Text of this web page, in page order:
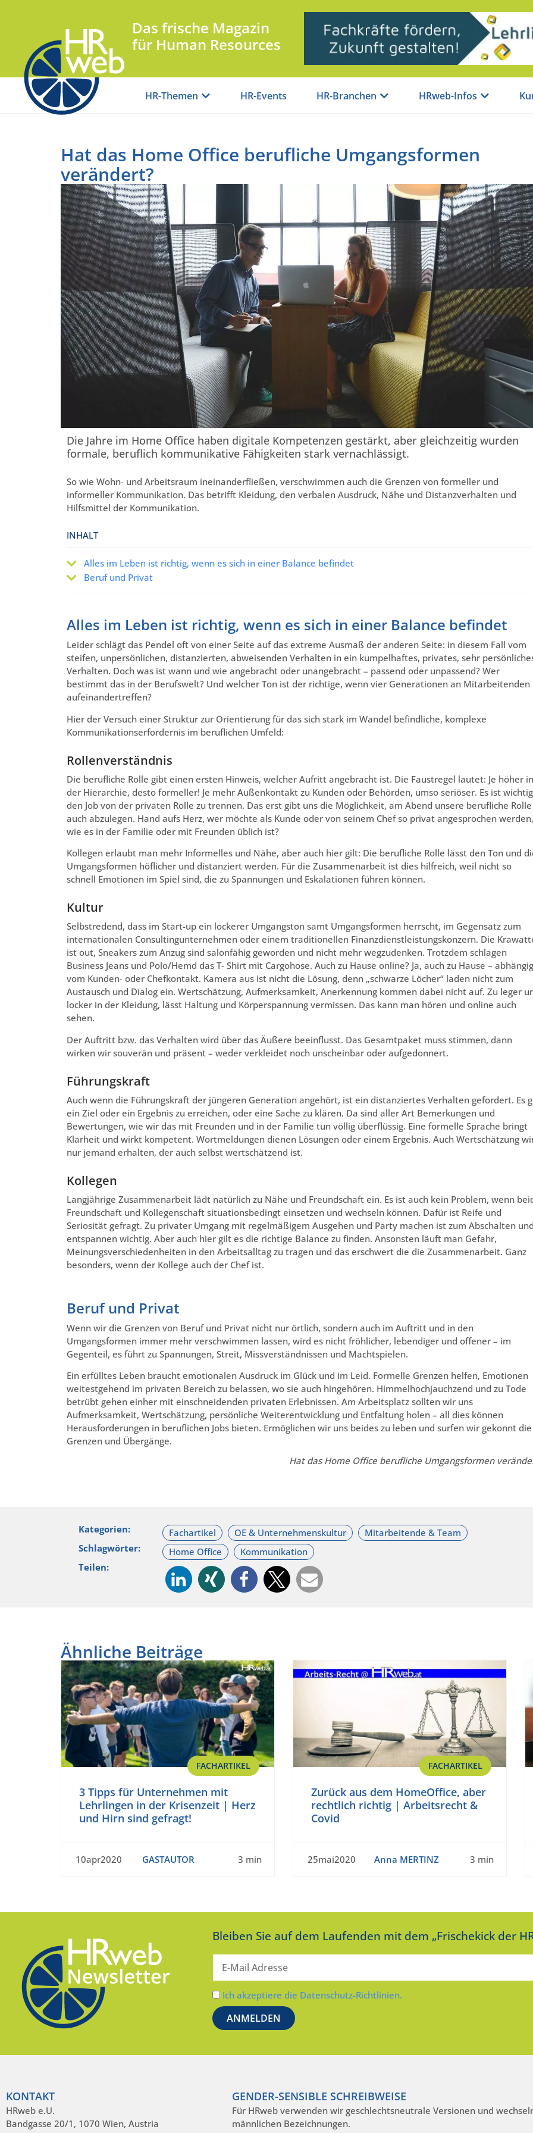
Das frische Magazin
für Human Resources
HR-Themen HR-Events HR-Branchen HRweb-Infos
Hat das Home Office berufliche Umgangsformen
verändert?
Die Jahre im Home Office haben digitale Kompetenzen gestärkt, aber gleichzeitig wurden
formale, beruflich kommunikative Fähigkeiten stark vernachlässigt.
So wie Wohn- und Arbeitsraum ineinanderfließen, verschwimmen auch die Grenzen von formeller und
informeller Kommunikation. Das betrifft Kleidung, den verbalen Ausdruck, Nähe und Distanzverhalten und
Hilfsmittel der Kommunikation.
INHALT
Alles im Leben ist richtig, wenn es sich in einer Balance befindet
Beruf und Privat
Alles im Leben ist richtig, wenn es sich in einer Balance befindet
Leider schlägt das Pendel oft von einer Seite auf das extreme Ausmaß der anderen Seite: in diesem Fall vom
steifen, unpersönlichen, distanzierten, abweisenden Verhalten in ein kumpelhaftes, privates, sehr
Verhalten. Doch was ist wann und wie angebracht oder unangebracht – passend oder unpassend? Wer
bestimmt das in der Berufswelt? Und welcher Ton ist der richtige, wenn vier Generationen an Mitarbeitenden
aufeinandertreffen?
Hier der Versuch einer Struktur zur Orientierung für das sich stark im Wandel befindliche, komplexe
Kommunikationserfordernis im beruflichen Umfeld:
Rollenverständnis
Die berufliche Rolle gibt einen ersten Hinweis, welcher Aufritt angebracht ist. Die Faustregel lautet: Je höher in
der Hierarchie, desto formeller! Je mehr Außenkontakt zu Kunden oder Behörden, umso seriöser. Es ist
den Job von der privaten Rolle zu trennen. Das erst gibt uns die Möglichkeit, am Abend unsere berufliche Rolle
auch abzulegen. Hand aufs Herz, wer möchte als Kunde oder von seinem Chef so privat angesprochen werden,
wie es in der Familie oder mit Freunden üblich ist?
Kollegen erlaubt man mehr Informelles und Nähe, aber auch hier gilt: Die berufliche Rolle lässt den Ton und
Umgangsformen höflicher und distanziert werden. Für die Zusammenarbeit ist dies hilfreich, weil nicht so
schnell Emotionen im Spiel sind, die zu Spannungen und Eskalationen führen können.
Kultur
Selbstredend, dass im Start-up ein lockerer Umgangston samt Umgangsformen herrscht, im Gegensatz zum
internationalen Consultingunternehmen oder einem traditionellen Finanzdienstleistungskonzern. Die
ist out, Sneakers zum Anzug sind salonfähig geworden und nicht mehr wegzudenken. Trotzdem schlagen
Business Jeans und Polo/Hemd das T- Shirt mit Cargohose. Auch zu Hause online? Ja, auch zu Hause – abhängig
vom Kunden- oder Chefkontakt. Kamera aus ist nicht die Lösung, denn „schwarze Löcher“ laden nicht zum
Austausch und Dialog ein. Wertschätzung, Aufmerksamkeit, Anerkennung kommen dabei nicht auf. Zu leger
locker in der Kleidung, lässt Haltung und Körperspannung vermissen. Das kann man hören und online auch
sehen.
Der Auftritt bzw. das Verhalten wird über das Äußere beeinflusst. Das Gesamtpaket muss stimmen, dann
wirken wir souverän und präsent – weder verkleidet noch unscheinbar oder aufgedonnert.
Führungskraft
Auch wenn die Führungskraft der jüngeren Generation angehört, ist ein distanziertes Verhalten gefordert. Es
ein Ziel oder ein Ergebnis zu erreichen, oder eine Sache zu klären. Da sind aller Art Bemerkungen und
Bewertungen, wie wir das mit Freunden und in der Familie tun völlig überflüssig. Eine formelle Sprache bringt
Klarheit und wirkt kompetent. Wortmeldungen dienen Lösungen oder einem Ergebnis. Auch Wertschätzung
nur jemand erhalten, der auch selbst wertschätzend ist.
Kollegen
Langjährige Zusammenarbeit lädt natürlich zu Nähe und Freundschaft ein. Es ist auch kein Problem, wenn
Freundschaft und Kollegenschaft situationsbedingt einsetzen und wechseln können. Dafür ist Reife und
Seriosität gefragt. Zu privater Umgang mit regelmäßigem Ausgehen und Party machen ist zum Abschalten
entspannen wichtig. Aber auch hier gilt es die richtige Balance zu finden. Ansonsten läuft man Gefahr,
Meinungsverschiedenheiten in den Arbeitsalltag zu tragen und das erschwert die die Zusammenarbeit. Ganz
besonders, wenn der Kollege auch der Chef ist.
Beruf und Privat
Wenn wir die Grenzen von Beruf und Privat nicht nur örtlich, sondern auch im Auftritt und in den
Umgangsformen immer mehr verschwimmen lassen, wird es nicht fröhlicher, lebendiger und offener – im
Gegenteil, es führt zu Spannungen, Streit, Missverständnissen und Machtspielen.
Ein erfülltes Leben braucht emotionalen Ausdruck im Glück und im Leid. Formelle Grenzen helfen, Emotionen
weitestgehend im privaten Bereich zu belassen, wo sie auch hingehören. Himmelhochjauchzend und zu Tode
betrübt gehen einher mit einschneidenden privaten Erlebnissen. Am Arbeitsplatz sollten wir uns
Aufmerksamkeit, Wertschätzung, persönliche Weiterentwicklung und Entfaltung holen – all dies können
Herausforderungen in beruflichen Jobs bieten. Ermöglichen wir uns beides zu leben und surfen wir gekonnt die
Grenzen und Übergänge.
Hat das Home Office berufliche Umgangsformen
Kategorien:
Schlagwörter:
Teilen:
Ähnliche Beiträge
FACHARTIKEL
3 Tipps für Unternehmen mit
Lehrlingen in der Krisenzeit | Herz
und Hirn sind gefragt!
10apr2020 GASTAUTOR 3 min
FACHARTIKEL
Zurück aus dem HomeOffice, aber
rechtlich richtig | Arbeitsrecht &
Covid
25mai2020 Anna MERTINZ 3 min
Bleiben Sie auf dem Laufenden mit dem „Frischekick der
Ich akzeptiere die Datenschutz-Richtlinien.
KONTAKT
HRweb e.U.
Bandgasse 20/1, 1070 Wien, Austria
GENDER-SENSIBLE SCHREIBWEISE
Für HRweb verwenden wir geschlechtsneutrale Versionen und
männlichen Bezeichnungen.